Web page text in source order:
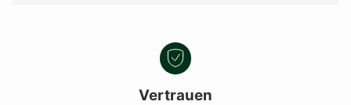
Vertrauen